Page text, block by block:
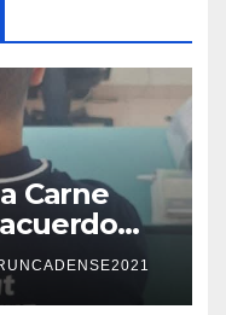
Carne